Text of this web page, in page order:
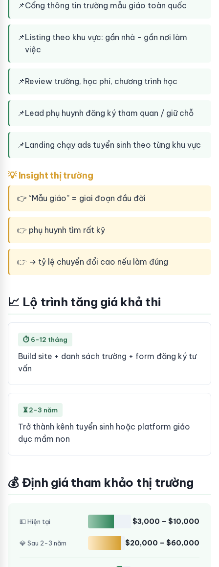
📌Cổng thông tin trường mẫu giáo toàn quốc
📌Listing theo khu vực: gần nhà - gần nơi làm
việc
📌Review trường, học phí, chương trình học
📌Lead phụ huynh đăng ký tham quan / giữ chỗ
📌Landing chạy ads tuyển sinh theo từng khu vực
💡 Insight thị trường
👉 “Mẫu giáo” = giai đoạn đầu đời
👉 phụ huynh tìm rất kỹ
👉 → tỷ lệ chuyển đổi cao nếu làm đúng
📈 Lộ trình tăng giá khả thi
⏱ 6-12 tháng
Build site + danh sách trường + form đăng ký tư
vấn
⏳ 2-3 năm
Trở thành kênh tuyển sinh hoặc platform giáo
dục mầm non
💰 Định giá tham khảo thị trường
💵 Hiện tại $3,000 – $10,000
💎 Sau 2-3 năm $20,000 – $60,000